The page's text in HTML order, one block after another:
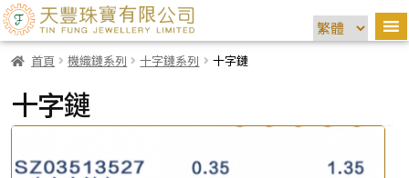
首頁 機織鏈系列 十字鏈系列 十字鏈
十字鏈